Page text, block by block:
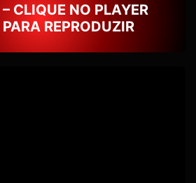
CLIQUE NO PLAYER
REPRODUZIR